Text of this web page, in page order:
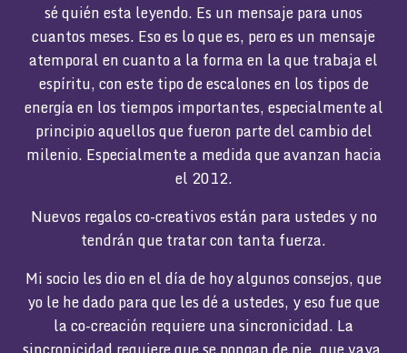
sé quién esta leyendo. Es un mensaje para unos
cuantos meses. Eso es lo que es, pero es un mensaje
atemporal en cuanto a la forma en la que trabaja el
espíritu, con este tipo de escalones en los tipos de
energía en los tiempos importantes, especialmente al
principio aquellos que fueron parte del cambio del
milenio. Especialmente a medida que avanzan hacia
el 2012.
Nuevos regalos co-creativos están para ustedes y no
tendrán que tratar con tanta fuerza.
Mi socio les dio en el día de hoy algunos consejos, que
yo le he dado para que les dé a ustedes, y eso fue que
la co-creación requiere una sincronicidad. La